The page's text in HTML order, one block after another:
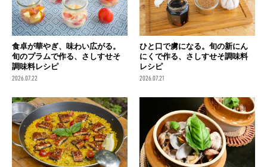
食卓が華やぎ、味わい広がる。
旬のプラムで作る、さしすせそ
調味料レシピ
2026.07.22
ひと口で虜になる。旬の新にん
にくで作る、さしすせそ調味料
レシピ
2026.07.21